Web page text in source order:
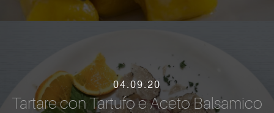
04.09.20
Tartare con Tartufo e Aceto Balsamico